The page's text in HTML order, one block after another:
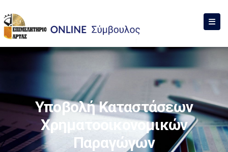
Υποβολή Καταστάσεων
Χρηματοοικονομικών
Παραγώγων